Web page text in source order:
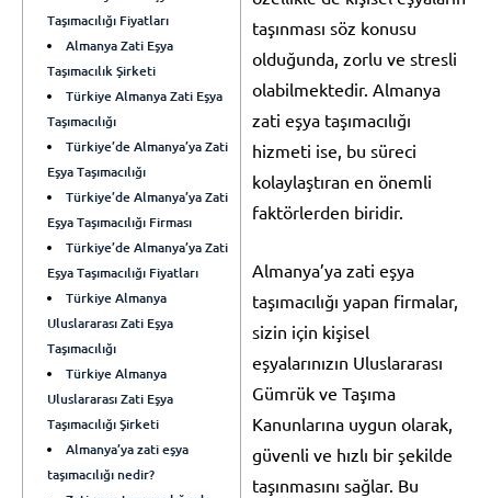
Taşımacılığı Fiyatları
Almanya Zati Eşya
Taşımacılık Şirketi
Türkiye Almanya Zati Eşya
Taşımacılığı
Türkiye’de Almanya’ya Zati
Eşya Taşımacılığı
Türkiye’de Almanya’ya Zati
Eşya Taşımacılığı Firması
Türkiye’de Almanya’ya Zati
Eşya Taşımacılığı Fiyatları
Türkiye Almanya
Uluslararası Zati Eşya
Taşımacılığı
Türkiye Almanya
Uluslararası Zati Eşya
Taşımacılığı Şirketi
Almanya’ya zati eşya
taşımacılığı nedir?
taşınması söz konusu
olduğunda, zorlu ve stresli
olabilmektedir. Almanya
zati eşya taşımacılığı
hizmeti ise, bu süreci
kolaylaştıran en önemli
faktörlerden biridir.
Almanya’ya zati eşya
taşımacılığı yapan firmalar,
sizin için kişisel
eşyalarınızın Uluslararası
Gümrük ve Taşıma
Kanunlarına uygun olarak,
güvenli ve hızlı bir şekilde
taşınmasını sağlar. Bu